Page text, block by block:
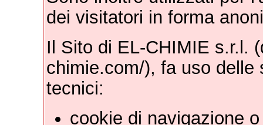
dei visitatori in forma
Il Sito di EL-CHIMIE s.r.l.
chimie.com/), fa uso delle
tecnici:
cookie di navigazione